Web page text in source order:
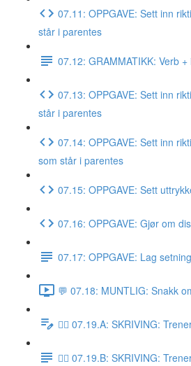
07.11: OPPGAVE: Sett inn
står i parentes
07.12: GRAMMATIKK: Verb
07.13: OPPGAVE: Sett inn
står i parentes
07.14: OPPGAVE: Sett inn
som står i parentes
07.15: OPPGAVE: Sett
07.16: OPPGAVE: Gjør om
07.17: OPPGAVE: Lag
💬 07.18: MUNTLIG: Snakk
✍🏼 07.19.A: SKRIVING:
✍🏼 07.19.B: SKRIVING: